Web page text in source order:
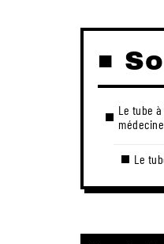
Le tube
médecine
Le